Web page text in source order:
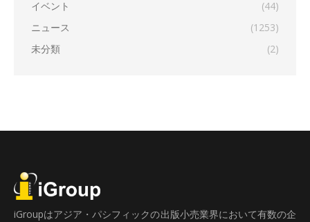
イベント
(44)
ニュース
(1253)
未分類
(2)
iGroupはアジア・パシフィックの出版小売業界において有数の企